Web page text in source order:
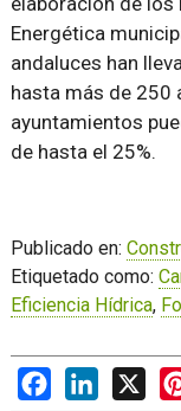
Energética
andaluces han
hasta más de 250
ayuntamientos
de hasta el 25%.
Publicado en:
Etiquetado como:
Eficiencia Hídrica,
FacebookLinkedIn
X